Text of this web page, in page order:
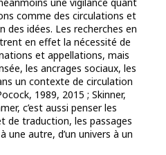
comme des circulations et
des idées. Les recherches en
en effet la nécessité de
et appellations, mais
les ancrages sociaux, les
un contexte de circulation
1989, 2015 ; Skinner,
c’est aussi penser les
de traduction, les passages
une autre, d’un univers à un